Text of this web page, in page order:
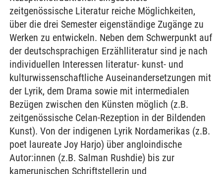
zeitgenössische Literatur reiche Möglichkeiten,
über die drei Semester eigenständige Zugänge zu
Werken zu entwickeln. Neben dem Schwerpunkt auf
der deutschsprachigen Erzählliteratur sind je nach
individuellen Interessen literatur- kunst- und
kulturwissenschaftliche Auseinandersetzungen mit
der Lyrik, dem Drama sowie mit intermedialen
Bezügen zwischen den Künsten möglich (z.B.
zeitgenössische Celan-Rezeption in der Bildenden
Kunst). Von der indigenen Lyrik Nordamerikas (z.B.
poet laureate Joy Harjo) über angloindische
Autor:innen (z.B. Salman Rushdie) bis zur
kamerunischen Schriftstellerin und